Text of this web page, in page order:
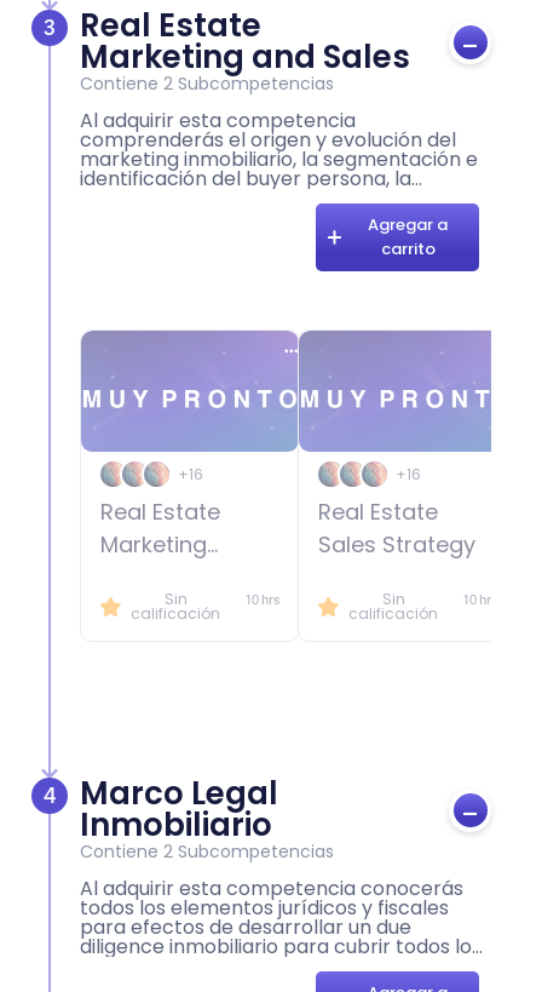
3 Real Estate
Marketing and Sales -
Contiene 2 Subcompetencias
Al adquirir esta competencia
comprenderás el origen y evolución del
marketing inmobiliario, la segmentación e
identificación del buyer persona, la
aplicación del Marketing tradicional y
digital, y la elaboración de una estrategia
de Marketing. Comprenderás las
Herramientas, técnicas y actividades de
promoción y comunicación para el
los procesos de comercialización
Agregar a
carrito
+16
Real Estate
Marketing
Sin
calificación
10 hrs
+16
Real Estate
Sales Strategy
Sin
calificación
10 hrs
4 Marco Legal
Inmobiliario -
Contiene 2 Subcompetencias
Al adquirir esta competencia conocerás
todos los elementos jurídicos y fiscales
para efectos de desarrollar un due
diligence inmobiliario para cubrir todos los
riesgos relacionados al desarrollo de un
proyecto inmobiliario, y el proceso de